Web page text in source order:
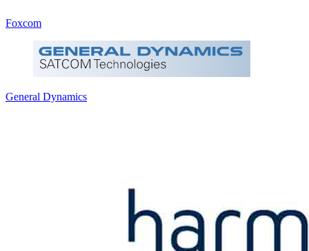
Foxcom
General Dynamics